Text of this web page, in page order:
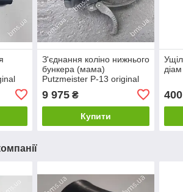
З'єднання коліно нижнього
бункера (мама)
Putzmeister P-13 original
9 975₴
Купити
400